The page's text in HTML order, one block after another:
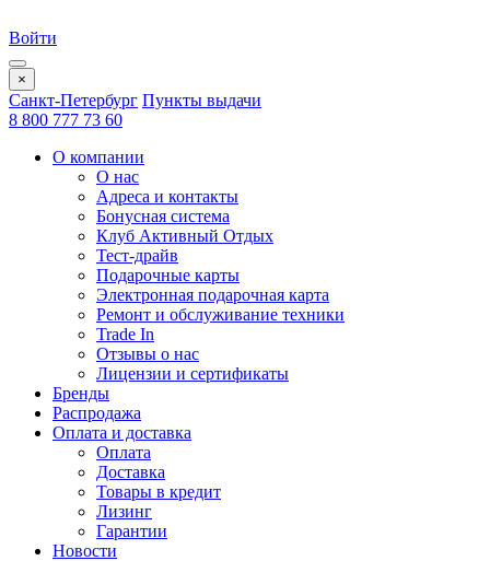
Войти
×
Санкт-Петербург Пункты выдачи
8 800 777 73 60
О компании
О нас
Адреса и контакты
Бонусная система
Клуб Активный Отдых
Тест-драйв
Подарочные карты
Электронная подарочная карта
Ремонт и обслуживание техники
Trade In
Отзывы о нас
Лицензии и сертификаты
Бренды
Распродажа
Оплата и доставка
Оплата
Доставка
Товары в кредит
Лизинг
Гарантии
Новости